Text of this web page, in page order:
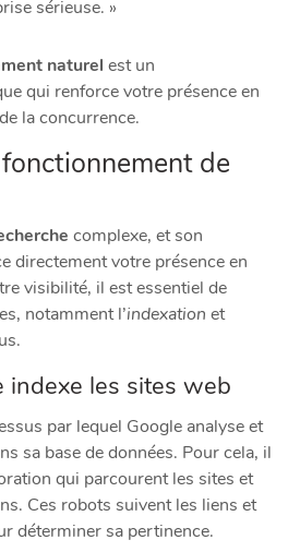
sérieuse. »
naturel est un
qui renforce votre présence en
la concurrence.
de
complexe, et son
directement votre présence en
visibilité, il est essentiel de
notamment l’indexation et
indexe les sites web
par lequel Google analyse et
sa base de données. Pour cela, il
qui parcourent les sites et
Ces robots suivent les liens et
déterminer sa pertinence.